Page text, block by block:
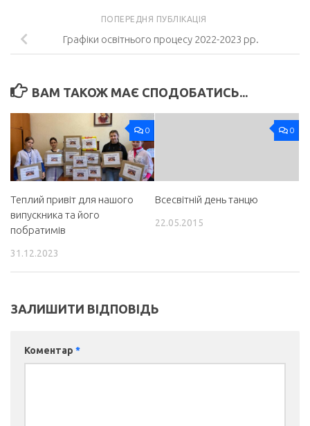
ПОПЕРЕДНЯ ПУБЛІКАЦІЯ
Графіки освітнього процесу 2022-2023 рр.
ВАМ ТАКОЖ МАЄ СПОДОБАТИСЬ...
0
Теплий привіт для нашого
випускника та його
побратимів
31.12.2023
0
Всесвітній день танцю
22.05.2015
ЗАЛИШИТИ ВІДПОВІДЬ
Коментар *